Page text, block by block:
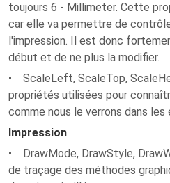
toujours 6 - Millimeter. Cette
car elle va permettre de
l'impression. Il est donc
début et de ne plus la modifier.
• ScaleLeft, ScaleTop,
propriétés utilisées pour
comme nous le verrons dans les
Impression
• DrawMode, DrawStyle,
de traçage des méthodes